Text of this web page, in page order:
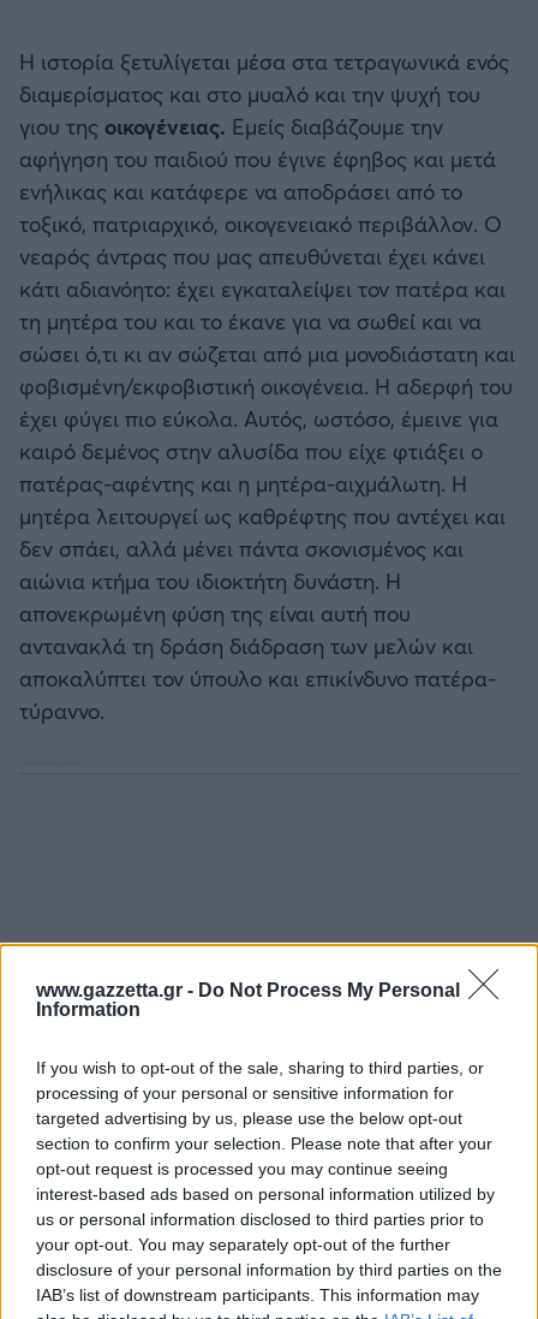
www.gazzetta.gr - Do Not Process My Personal
Information
If you wish to opt-out of the sale, sharing to third parties, or
processing of your personal or sensitive information for
targeted advertising by us, please use the below opt-out
section to confirm your selection. Please note that after your
opt-out request is processed you may continue seeing
interest-based ads based on personal information utilized by
us or personal information disclosed to third parties prior to
your opt-out. You may separately opt-out of the further
disclosure of your personal information by third parties on the
IAB’s list of downstream participants. This information may
Η ιστορία ξετυλίγεται μέσα στα τετραγωνικά ενός
διαμερίσματος και στο μυαλό και την ψυχή του
γιου της οικογένειας. Εμείς διαβάζουμε την
αφήγηση του παιδιού που έγινε έφηβος και μετά
ενήλικας και κατάφερε να αποδράσει από το
τοξικό, πατριαρχικό, οικογενειακό περιβάλλον. Ο
νεαρός άντρας που μας απευθύνεται έχει κάνει
κάτι αδιανόητο: έχει εγκαταλείψει τον πατέρα και
τη μητέρα του και το έκανε για να σωθεί και να
σώσει ό,τι κι αν σώζεται από μια μονοδιάστατη και
φοβισμένη/εκφοβιστική οικογένεια. Η αδερφή του
έχει φύγει πιο εύκολα. Αυτός, ωστόσο, έμεινε για
καιρό δεμένος στην αλυσίδα που είχε φτιάξει ο
πατέρας-αφέντης και η μητέρα-αιχμάλωτη. Η
μητέρα λειτουργεί ως καθρέφτης που αντέχει και
δεν σπάει, αλλά μένει πάντα σκονισμένος και
αιώνια κτήμα του ιδιοκτήτη δυνάστη. Η
απονεκρωμένη φύση της είναι αυτή που
αντανακλά τη δράση διάδραση των μελών και
αποκαλύπτει τον ύπουλο και επικίνδυνο πατέρα-
τύραννο.